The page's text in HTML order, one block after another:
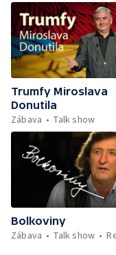
Trumfy Miroslava
Donutila
Zábava
Talk show
Bolkoviny
Zábava
Talk show